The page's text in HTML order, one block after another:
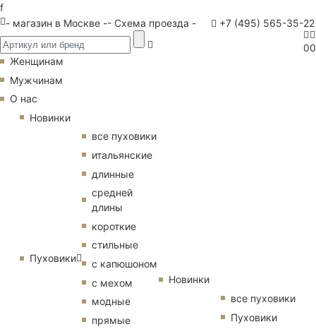
f
- магазин в Москве -- Схема проезда - +7 (495) 565-35-22
00
Женщинам
Мужчинам
О нас
Новинки
Пуховики
все пуховики
итальянские
длинные
средней
длины
короткие
стильные
с капюшоном
с мехом
модные
прямые
Новинки
все пуховики
Пуховики